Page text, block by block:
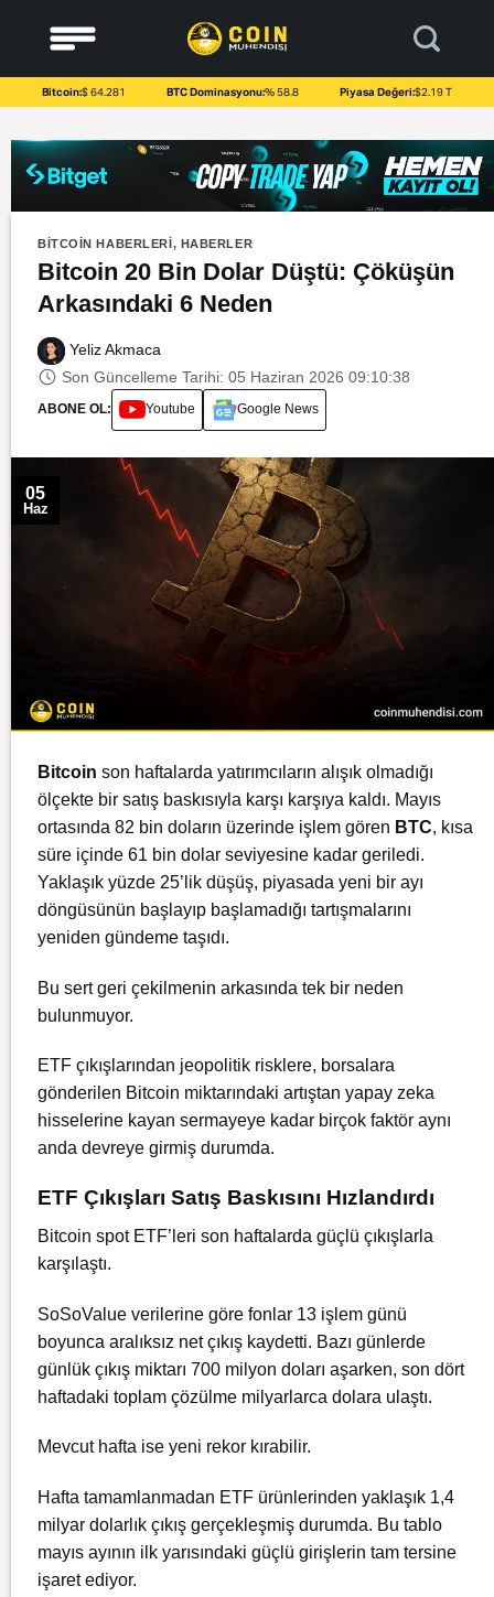
content
Bitcoin:$ 64.281 BTC Dominasyonu:% 58.8 Piyasa Değeri:$2.19 T
BITCOIN HABERLERI, HABERLER
Bitcoin 20 Bin Dolar Düştü: Çöküşün
Arkasındaki 6 Neden
Yeliz Akmaca
Son Güncelleme Tarihi: 05 Haziran 2026 09:10:38
ABONE OL: Youtube Google News
05
Haz
Bitcoin son haftalarda yatırımcıların alışık olmadığı
ölçekte bir satış baskısıyla karşı karşıya kaldı. Mayıs
ortasında 82 bin doların üzerinde işlem gören BTC, kısa
süre içinde 61 bin dolar seviyesine kadar geriledi.
Yaklaşık yüzde 25’lik düşüş, piyasada yeni bir ayı
döngüsünün başlayıp başlamadığı tartışmalarını
yeniden gündeme taşıdı.
Bu sert geri çekilmenin arkasında tek bir neden
bulunmuyor.
ETF çıkışlarından jeopolitik risklere, borsalara
gönderilen Bitcoin miktarındaki artıştan yapay zeka
hisselerine kayan sermayeye kadar birçok faktör aynı
anda devreye girmiş durumda.
ETF Çıkışları Satış Baskısını Hızlandırdı
Bitcoin spot ETF’leri son haftalarda güçlü çıkışlarla
karşılaştı.
SoSoValue verilerine göre fonlar 13 işlem günü
boyunca aralıksız net çıkış kaydetti. Bazı günlerde
günlük çıkış miktarı 700 milyon doları aşarken, son dört
haftadaki toplam çözülme milyarlarca dolara ulaştı.
Mevcut hafta ise yeni rekor kırabilir.
Hafta tamamlanmadan ETF ürünlerinden yaklaşık 1,4
milyar dolarlık çıkış gerçekleşmiş durumda. Bu tablo
mayıs ayının ilk yarısındaki güçlü girişlerin tam tersine
işaret ediyor.